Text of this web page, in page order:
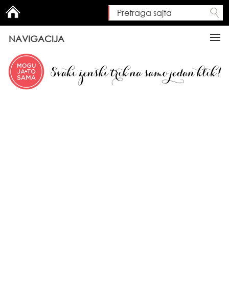
Search form
Pretraga sajta
NAVIGACIJA